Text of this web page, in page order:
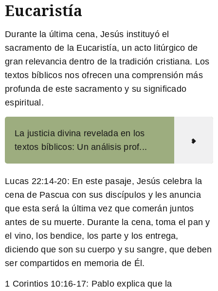
Eucaristía
Durante la última cena, Jesús instituyó el
sacramento de la Eucaristía, un acto litúrgico de
gran relevancia dentro de la tradición cristiana. Los
textos bíblicos nos ofrecen una comprensión más
profunda de este sacramento y su significado
espiritual.
La justicia divina revelada en los
textos bíblicos: Un análisis prof...
Lucas 22:14-20: En este pasaje, Jesús celebra la
cena de Pascua con sus discípulos y les anuncia
que esta será la última vez que comerán juntos
antes de su muerte. Durante la cena, toma el pan y
el vino, los bendice, los parte y los entrega,
diciendo que son su cuerpo y su sangre, que deben
ser compartidos en memoria de Él.
1 Corintios 10:16-17: Pablo explica que la